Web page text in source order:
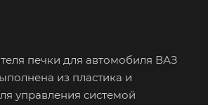
печки для автомобиля ВАЗ
из пластика и
управления системой